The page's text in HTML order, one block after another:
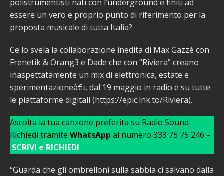
polistrumentisti nati con l’underground e finiti ad
essere un vero e proprio punto di riferimento per la
proposta musicale di tutta Italia?
Ce lo svela la collaborazione inedita di Max Gazzè con
Frenetik & Orang3 e Dade che con “Riviera” creano
inaspettatamente un mix di elettronica, estate e
sperimentazioneâ€‹, dal 19 maggio in radio e su tutte
le piattaforme digitali (https://epic.lnk.to/Riviera).
Ascolta la tua canzone preferita su Radio Sound
Richiedi tramite WhatsApp al numero 333 75 75 246 –
SCRIVI e RICHIEDI
“Guarda che gli ombrelloni sulla sabbia ci salvano dalla